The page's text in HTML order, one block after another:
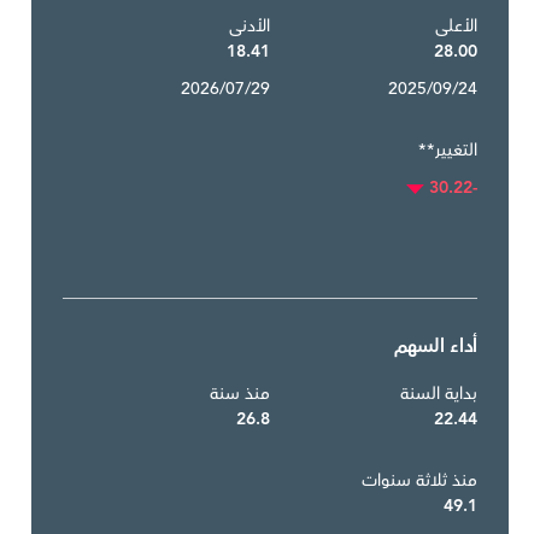
الأعلى
28.00
2025/09/24
الأدنى
18.41
2026/07/29
التغيير**
-30.22
أداء السهم
بداية السنة
22.44
منذ سنة
26.8
منذ ثلاثة سنوات
49.1